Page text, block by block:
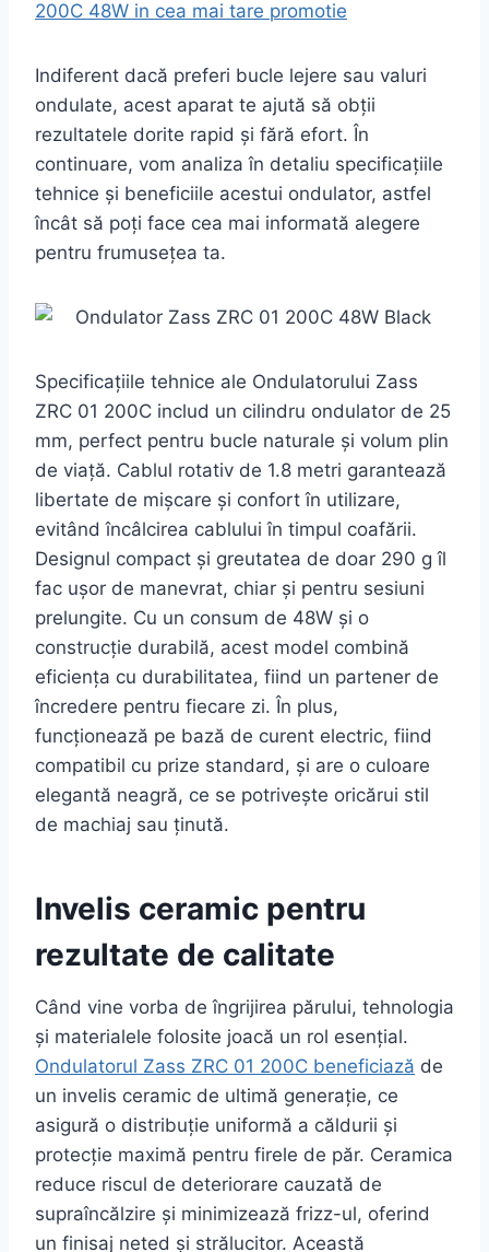
200C 48W in cea mai tare promotie
Indiferent dacă preferi bucle lejere sau valuri
ondulate, acest aparat te ajută să obții
rezultatele dorite rapid și fără efort. În
continuare, vom analiza în detaliu specificațiile
tehnice și beneficiile acestui ondulator, astfel
încât să poți face cea mai informată alegere
pentru frumusețea ta.
Specificațiile tehnice ale Ondulatorului Zass
ZRC 01 200C includ un cilindru ondulator de 25
mm, perfect pentru bucle naturale și volum plin
de viață. Cablul rotativ de 1.8 metri garantează
libertate de mișcare și confort în utilizare,
evitând încâlcirea cablului în timpul coafării.
Designul compact și greutatea de doar 290 g îl
fac ușor de manevrat, chiar și pentru sesiuni
prelungite. Cu un consum de 48W și o
construcție durabilă, acest model combină
eficiența cu durabilitatea, fiind un partener de
încredere pentru fiecare zi. În plus,
funcționează pe bază de curent electric, fiind
compatibil cu prize standard, și are o culoare
elegantă neagră, ce se potrivește oricărui stil
de machiaj sau ținută.
Invelis ceramic pentru
rezultate de calitate
Când vine vorba de îngrijirea părului, tehnologia
și materialele folosite joacă un rol esențial.
Ondulatorul Zass ZRC 01 200C beneficiază de
un invelis ceramic de ultimă generație, ce
asigură o distribuție uniformă a căldurii și
protecție maximă pentru firele de păr. Ceramica
reduce riscul de deteriorare cauzată de
supraîncălzire și minimizează frizz-ul, oferind
un finisaj neted și strălucitor. Această